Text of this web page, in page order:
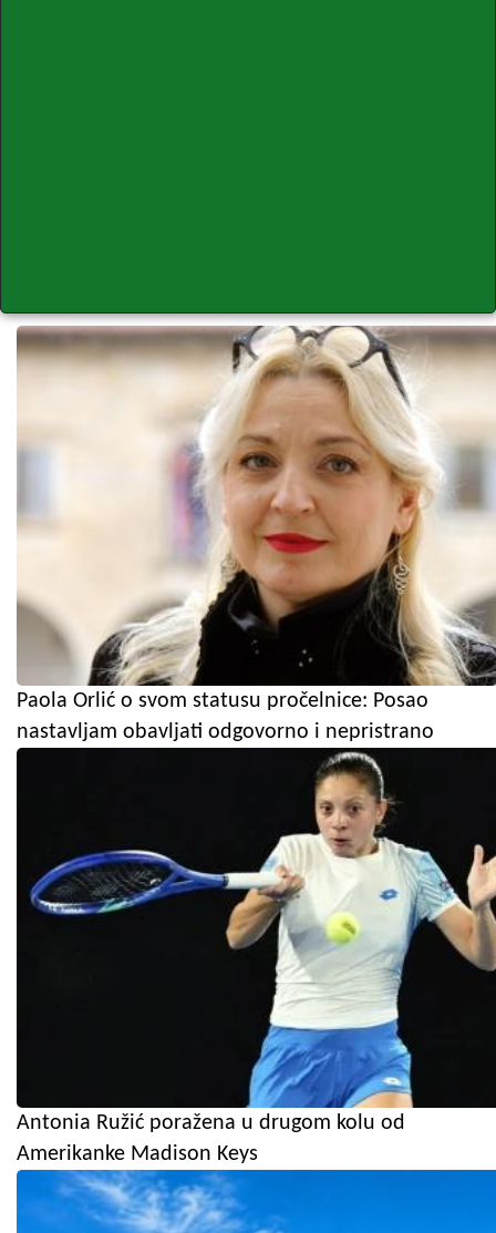
Paola Orlić o svom statusu pročelnice: Posao
nastavljam obavljati odgovorno i nepristrano
Antonia Ružić poražena u drugom kolu od
Amerikanke Madison Keys